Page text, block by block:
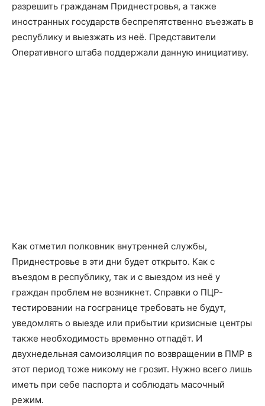
разрешить гражданам Приднестровья, а также
иностранных государств беспрепятственно въезжать в
республику и выезжать из неё. Представители
Оперативного штаба поддержали данную инициативу.
Как отметил полковник внутренней службы,
Приднестровье в эти дни будет открыто. Как с
въездом в республику, так и с выездом из неё у
граждан проблем не возникнет. Справки о ПЦР-
тестировании на госгранице требовать не будут,
уведомлять о выезде или прибытии кризисные центры
также необходимость временно отпадёт. И
двухнедельная самоизоляция по возвращении в ПМР в
этот период тоже никому не грозит. Нужно всего лишь
иметь при себе паспорта и соблюдать масочный
режим.